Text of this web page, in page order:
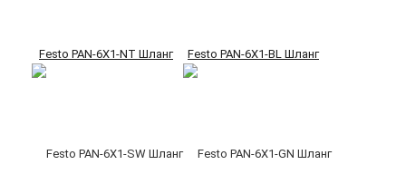
Festo PAN-6X1-NT Шланг Festo PAN-6X1-BL Шланг